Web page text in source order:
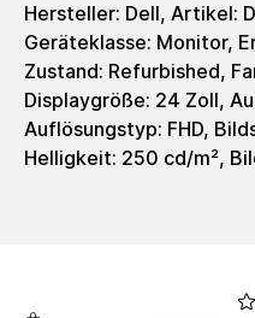
Hersteller: Dell, Artikel:
Geräteklasse: Monitor,
Zustand: Refurbished,
Displaygröße: 24 Zoll,
Auflösungstyp: FHD,
Helligkeit: 250 cd/m²,
(Output MST), 1x